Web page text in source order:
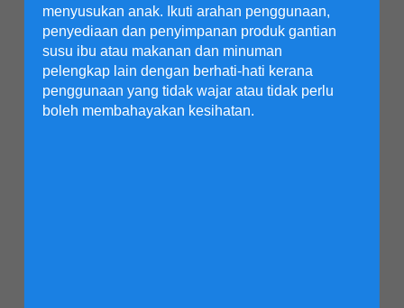
menyusukan anak. Ikuti arahan penggunaan,
penyediaan dan penyimpanan produk gantian
susu ibu atau makanan dan minuman
pelengkap lain dengan berhati-hati kerana
penggunaan yang tidak wajar atau tidak perlu
boleh membahayakan kesihatan.